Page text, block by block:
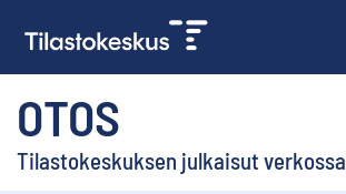
OTOS
Tilastokeskuksen julkaisut verkossa